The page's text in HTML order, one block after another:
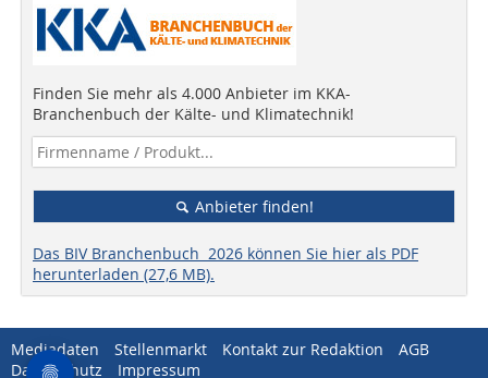
Finden Sie mehr als 4.000 Anbieter im KKA-
Branchenbuch der Kälte- und Klimatechnik!
Anbieter finden!
Das BIV Branchenbuch 2026 können Sie hier als PDF
herunterladen (27,6 MB).
Mediadaten Stellenmarkt Kontakt zur Redaktion
AGB
Datenschutz
Impressum